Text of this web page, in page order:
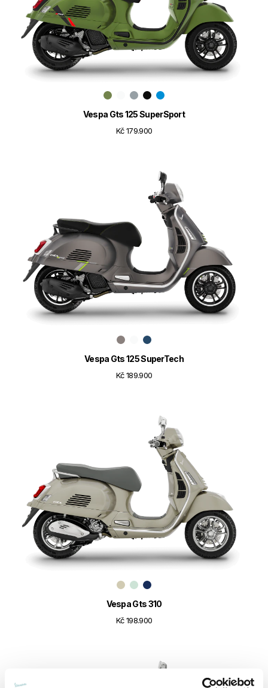
Vespa Gts 125 SuperSport
Kč 179.900
Vespa Gts 125 SuperTech
Kč 189.900
Vespa Gts 310
Kč 198.900